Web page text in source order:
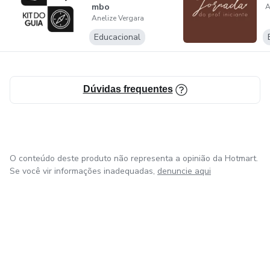
mbo
Anelize Vergara
Educacional
Dúvidas frequentes
O conteúdo deste produto não representa a opinião da Hotmart.
Se você vir informações inadequadas, denuncie aqui